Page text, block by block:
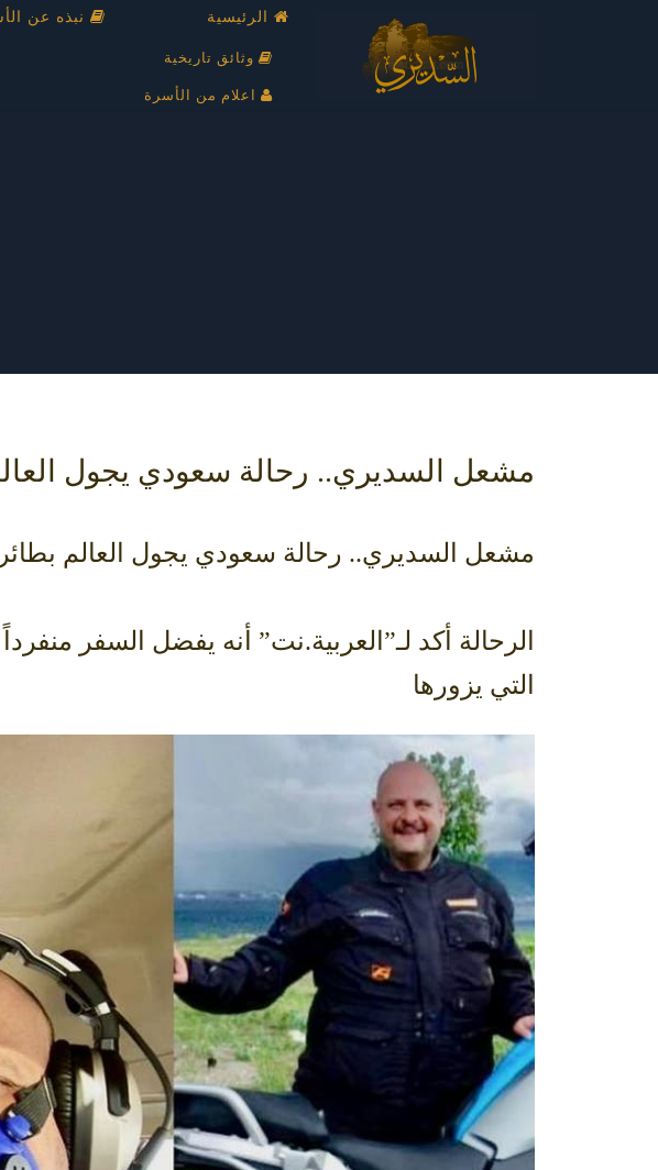
الرئيسية
وثائق تاريخية
اعلام من الأسرة
نبذه عن
مشعل السديري.. رحالة سعودي يجول
مشعل السديري.. رحالة سعودي يجول العالم
الرحالة أكد لـ”العربية.نت” أنه يفضل السفر
التي يزورها